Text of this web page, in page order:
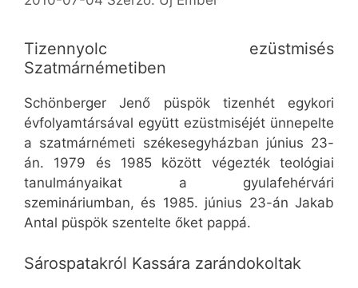
Tizennyolc ezüstmisés
Szatmárnémetiben
Schönberger Jenő püspök tizenhét egykori
évfolyamtársával együtt ezüstmiséjét ünnepelte
a szatmárnémeti székesegyházban június 23-
án. 1979 és 1985 között végezték teológiai
tanulmányaikat a gyulafehérvári
szemináriumban, és 1985. június 23-án Jakab
Antal püspök szentelte őket pappá.
Sárospatakról Kassára zarándokoltak